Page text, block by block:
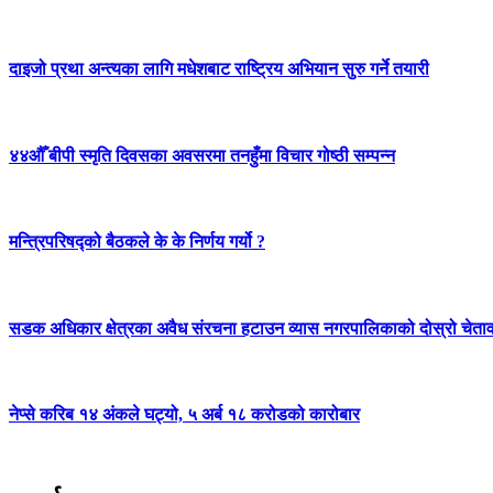
दाइजो प्रथा अन्त्यका लागि मधेशबाट राष्ट्रिय अभियान सुरु गर्ने तयारी
४४औँ बीपी स्मृति दिवसका अवसरमा तनहुँमा विचार गोष्ठी सम्पन्न
मन्त्रिपरिषद्को बैठकले के के निर्णय गर्यो ?
सडक अधिकार क्षेत्रका अवैध संरचना हटाउन व्यास नगरपालिकाको दोस्रो
नेप्से करिब १४ अंकले घट्यो, ५ अर्ब १८ करोडको कारोबार